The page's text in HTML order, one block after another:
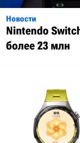
Новости
Nintendo
более 23 млн